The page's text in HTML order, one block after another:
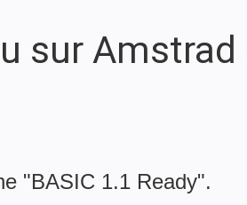
sur Amstrad
"BASIC 1.1 Ready".